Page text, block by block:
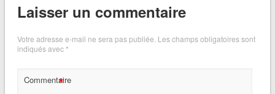
Laisser un commentaire
Votre adresse e-mail ne sera pas publiée. Les champs obligatoires sont
indiqués avec*
Commentaire
*